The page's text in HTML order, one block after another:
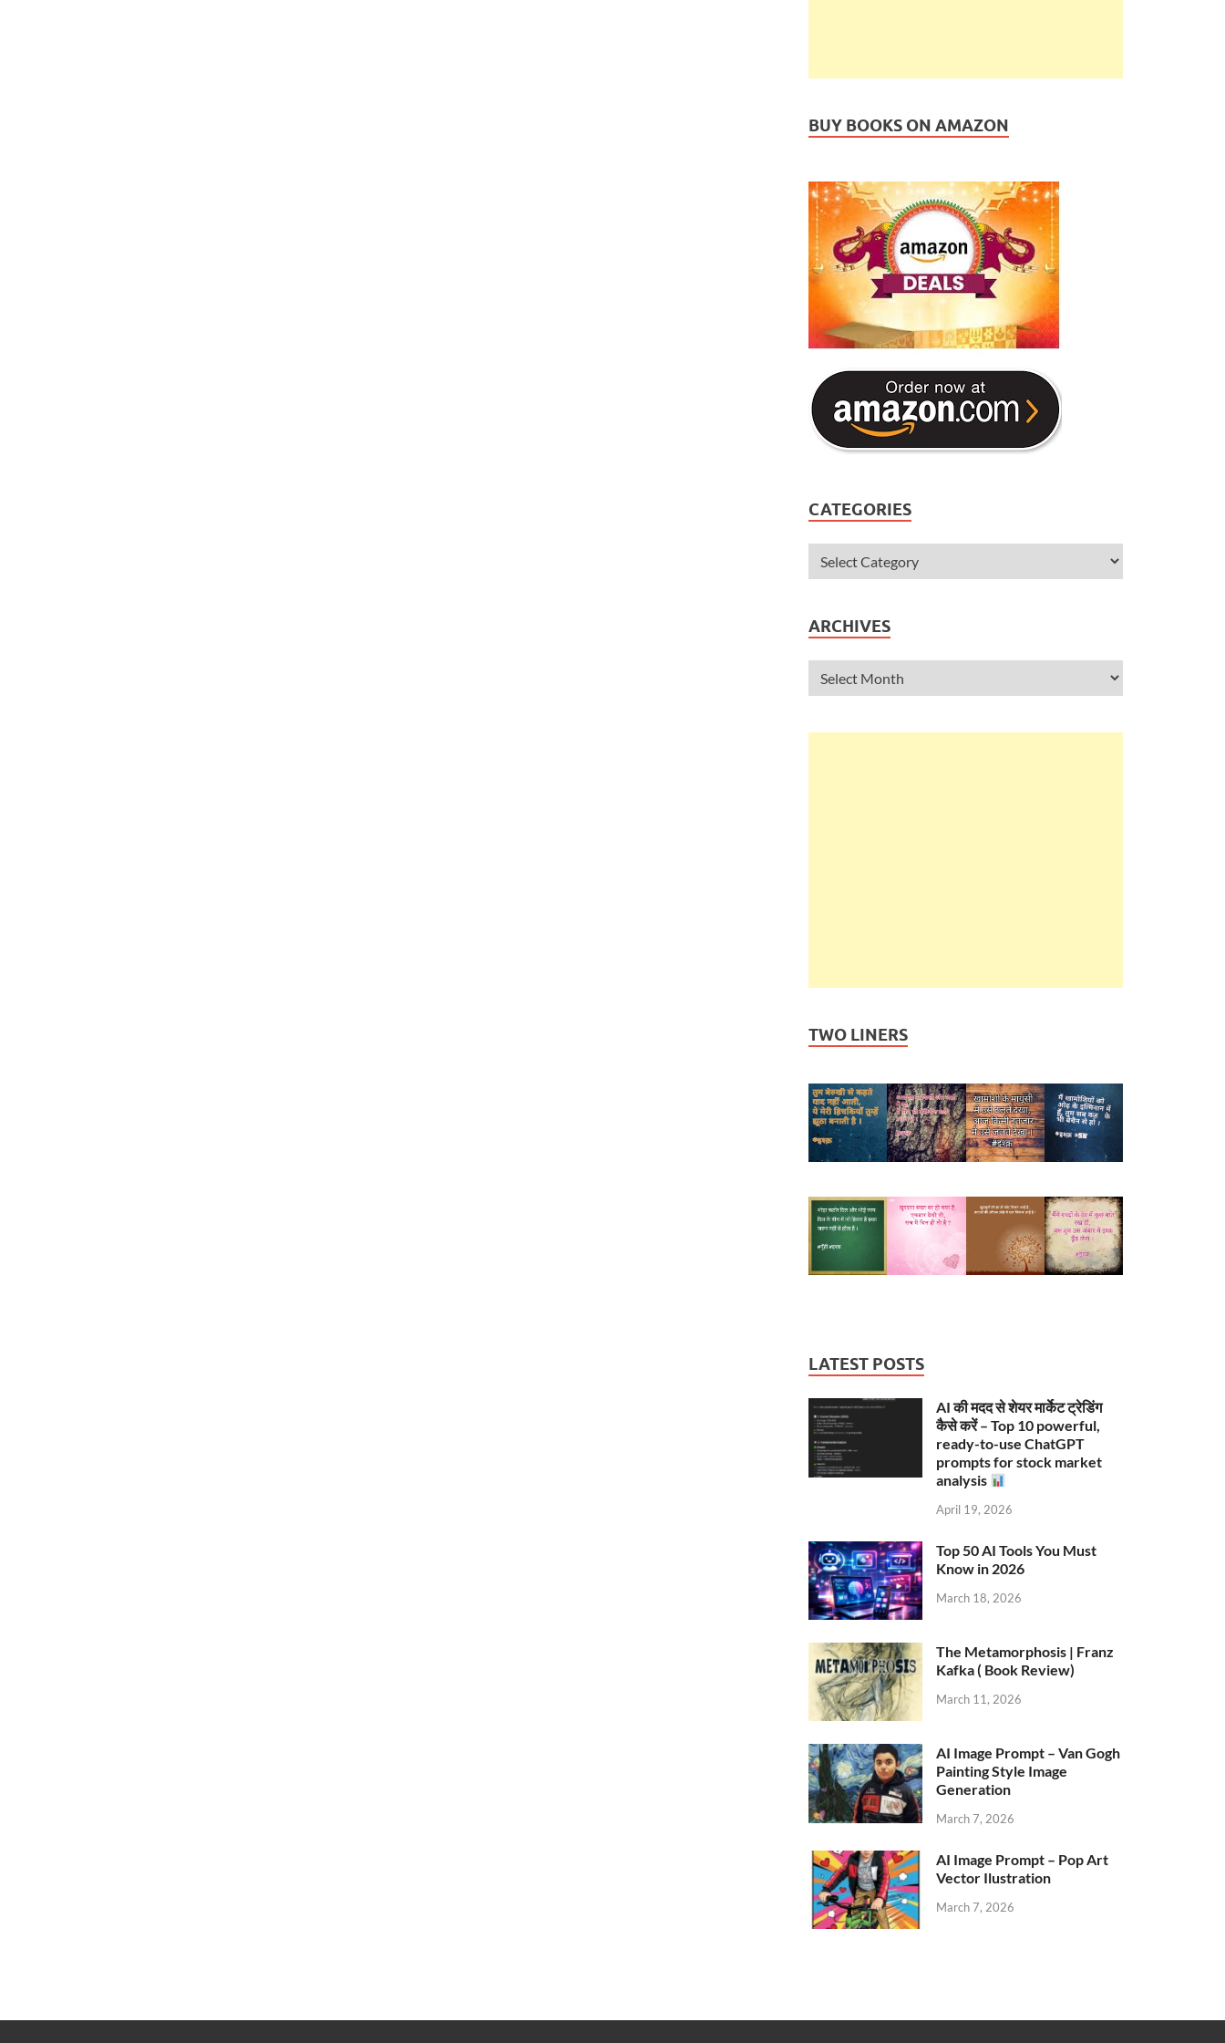
BUY BOOKS ON AMAZON
CATEGORIES
ARCHIVES
TWO LINERS
LATEST POSTS
AI की मदद से शेयर मार्केट ट्रेडिंग
कैसे करें – Top 10 powerful,
ready-to-use ChatGPT
prompts for stock market
analysis
April 19, 2026
Top 50 AI Tools You Must
Know in 2026
March 18, 2026
The Metamorphosis | Franz
Kafka ( Book Review)
March 11, 2026
AI Image Prompt – Van Gogh
Painting Style Image
Generation
March 7, 2026
AI Image Prompt – Pop Art
Vector Ilustration
March 7, 2026